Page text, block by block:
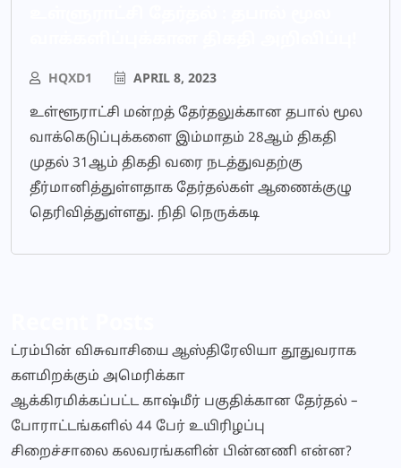
HQXD1 APRIL 8, 2023
உள்ளூராட்சி மன்றத் தேர்தலுக்கான தபால் மூல
வாக்கெடுப்புக்களை இம்மாதம் 28ஆம் திகதி
முதல் 31ஆம் திகதி வரை நடத்துவதற்கு
தீர்மானித்துள்ளதாக தேர்தல்கள் ஆணைக்குழு
தெரிவித்துள்ளது. நிதி நெருக்கடி
ட்ரம்பின் விசுவாசியை ஆஸ்திரேலியா தூதுவராக
களமிறக்கும் அமெரிக்கா
ஆக்கிரமிக்கப்பட்ட காஷ்மீர் பகுதிக்கான தேர்தல் –
போராட்டங்களில் 44 பேர் உயிரிழப்பு
சிறைச்சாலை கலவரங்களின் பின்னணி என்ன?